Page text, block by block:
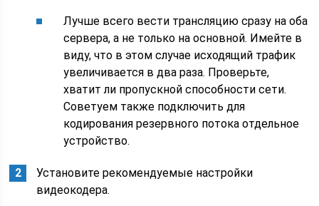
Лучше всего вести трансляцию сразу на оба
сервера, а не только на основной. Имейте в
виду, что в этом случае исходящий трафик
увеличивается в два раза. Проверьте,
хватит ли пропускной способности сети.
Советуем также подключить для
кодирования резервного потока отдельное
устройство.
Установите рекомендуемые настройки
видеокодера.